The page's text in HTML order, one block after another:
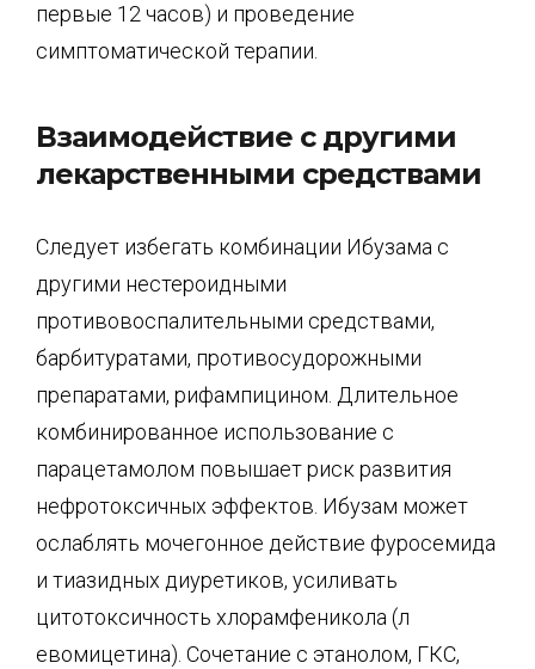
первые 12 часов) и проведение
симптоматической терапии.
Взаимодействие с другими
лекарственными средствами
Следует избегать комбинации Ибузама с
другими нестероидными
противовоспалительными средствами,
барбитуратами, противосудорожными
препаратами, рифампицином. Длительное
комбинированное использование с
парацетамолом повышает риск развития
нефротоксичных эффектов. Ибузам может
ослаблять мочегонное действие фуросемида
и тиазидных диуретиков, усиливать
цитотоксичность хлорамфеникола (л
евомицетина). Сочетание с этанолом, ГКС,